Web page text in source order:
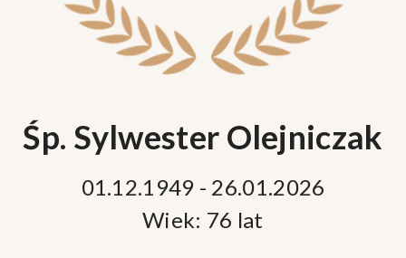
Śp. Sylwester Olejniczak
01.12.1949 - 26.01.2026
Wiek: 76 lat